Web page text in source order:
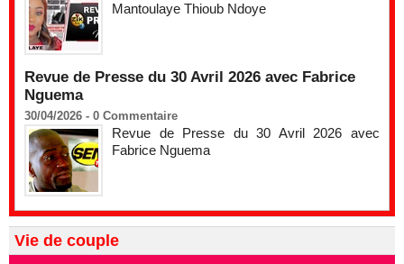
Mantoulaye Thioub Ndoye
Revue de Presse du 30 Avril 2026 avec Fabrice
Nguema
30/04/2026 - 0 Commentaire
Revue de Presse du 30 Avril 2026 avec
Fabrice Nguema
Vie de couple